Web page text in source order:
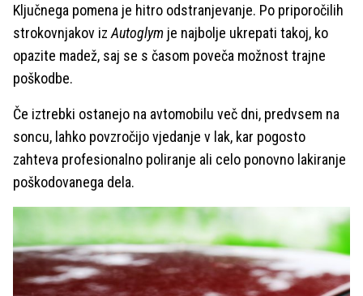
Ključnega pomena je hitro odstranjevanje. Po priporočilih
strokovnjakov iz Autoglym je najbolje ukrepati takoj, ko
opazite madež, saj se s časom poveča možnost trajne
poškodbe.
Če iztrebki ostanejo na avtomobilu več dni, predvsem na
soncu, lahko povzročijo vjedanje v lak, kar pogosto
zahteva profesionalno poliranje ali celo ponovno lakiranje
poškodovanega dela.